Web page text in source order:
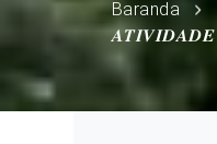
Baranda